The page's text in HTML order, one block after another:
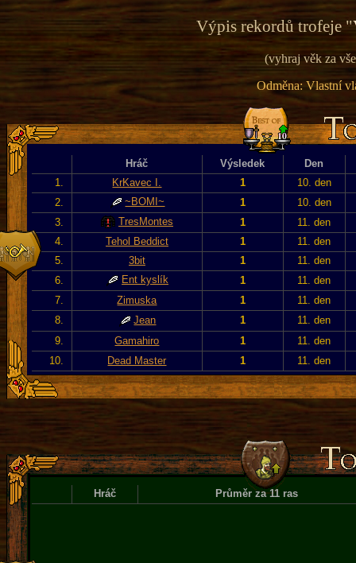
Výpis rekordů trofeje "
(vyhraj věk za
Odměna: Vlastní
Hráč Výsledek
Den
1.
KrKavec I. 1
10. den
2.
~BOMI~ 1
10. den
3.
TresMontes 1
11. den
4.
Tehol Beddict 1
11. den
5.
3bit 1
11. den
6.
Ent kyslík 1
11. den
7.
Zimuska 1
11. den
8.
Jean 1
11. den
9.
Gamahiro 1
11. den
10.
Dead Master 1 11. den
Hráč Průměr za 11 ras